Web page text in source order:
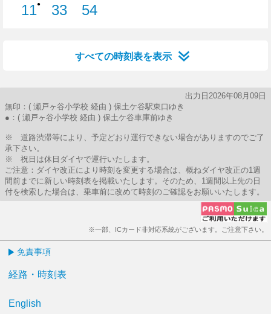
11●
33
54
すべての時刻表を表示
出力日2026年08月09日
無印：( 瀬戸ヶ谷小学校 経由 ) 保土ケ谷駅東口ゆき
●：( 瀬戸ヶ谷小学校 経由 ) 保土ケ谷車庫前ゆき
※ 道路渋滞等により、予定どおり運行できない場合がありますのでご了
承下さい。
※ 祝日は休日ダイヤで運行いたします。
ご注意：ダイヤ改正により時刻を変更する場合は、概ねダイヤ改正の1週
間前までに新しい時刻表を掲載いたします。そのため、1週間以上先の日
付を検索した場合は、乗車前に改めて時刻のご確認をお願いいたします。
※一部、ICカード非対応系統がございます。ご注意下さい。
免責事項
経路・時刻表
English